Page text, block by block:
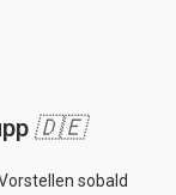
🇩🇪
sobald